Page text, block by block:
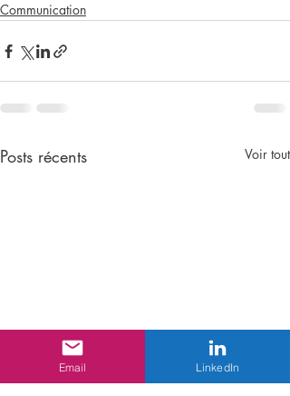
Communication
Posts récents Voir tout
Email LinkedIn